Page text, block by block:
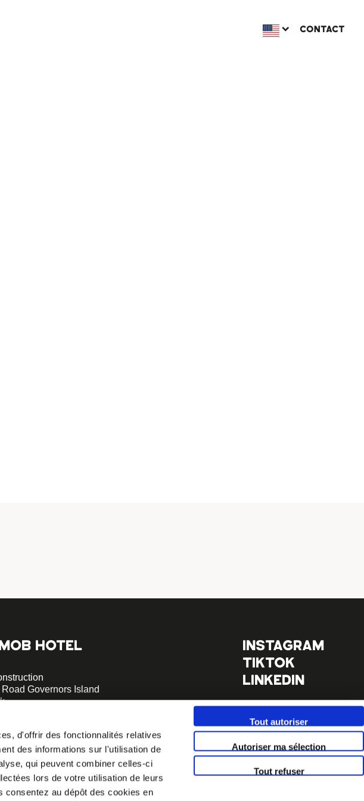
d'offrir des fonctionnalités relatives
des informations sur l'utilisation de
qui peuvent combiner celles-ci
lors de votre utilisation de leurs
consentez au dépôt des cookies en
Tout autoriser
Autoriser ma sélection
Tout refuser
CONTACT
HOTEL
Governors Island
INSTAGRAM
TIKTOK
LINKEDIN
Legals